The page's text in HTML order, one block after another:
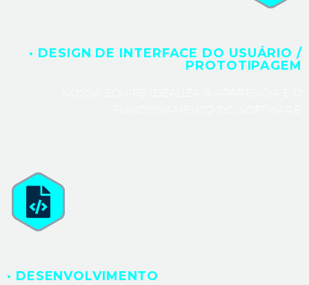
· DESIGN DE INTERFACE DO USUÁRIO /
PROTOTIPAGEM
· DESENVOLVIMENTO